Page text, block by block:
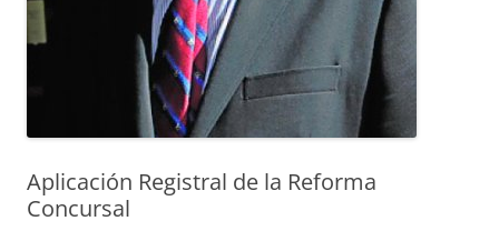
Aplicación Registral de la Reforma
Concursal